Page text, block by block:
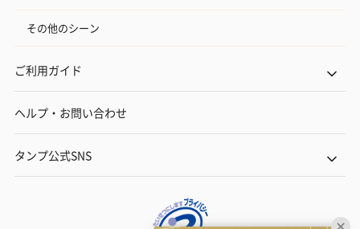
その他のシーン
ご利用ガイド
ヘルプ・お問い合わせ
タンプ公式SNS